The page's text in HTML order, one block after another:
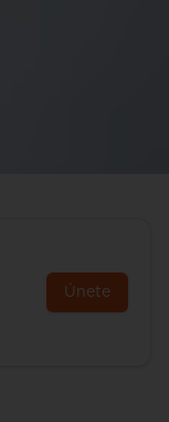
Únete